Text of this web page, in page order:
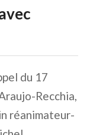
du 17
Recchia,
réanimateur-